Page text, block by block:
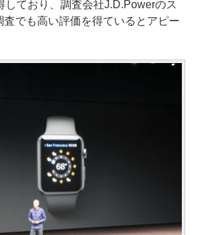
しており、調査会社J.D.Powerのス
査でも高い評価を得ているとアピー